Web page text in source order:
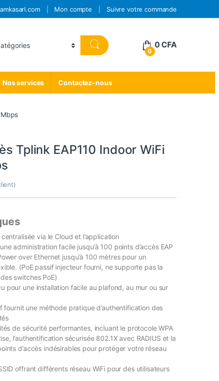
Mon compte Suivre votre commande
0
0CFA
Nos services Contactez-nous
Tplink EAP110 Indoor WiFi
via le Cloud et l’application
administration facile jusqu’à 100 points d’accès EAP
over Ethernet jusqu’à 100 mètres pour un
(PoE passif injecteur fourni, ne supporte pas la
switches PoE)
pour une installation facile au plafond, au mur ou sur
fournit une méthode pratique d’authentification des
de sécurité performantes, incluant le protocole WPA
l’authentification sécurisée 802.1X avec RADIUS et la
d’accès indésirables pour protéger votre réseau
offrant différents réseau WiFi pour des utilisateurs